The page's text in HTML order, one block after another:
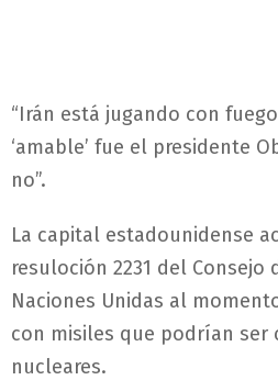
“Irán está jugando con
‘amable’ fue el presidente
no”.
La capital estadounidense
resuloción 2231 del Consejo
Naciones Unidas al
con misiles que podrían ser
nucleares.